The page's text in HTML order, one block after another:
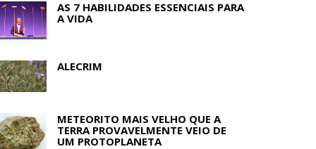
AS 7 HABILIDADES ESSENCIAIS PARA
A VIDA
ALECRIM
METEORITO MAIS VELHO QUE A
TERRA PROVAVELMENTE VEIO DE
UM PROTOPLANETA